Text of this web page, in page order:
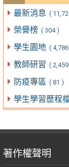
最新消息 (
榮譽榜 ( 304 )
學生園地 (
教師研習 (
防疫專區 ( 81 )
學生學習歷程
著作權聲明